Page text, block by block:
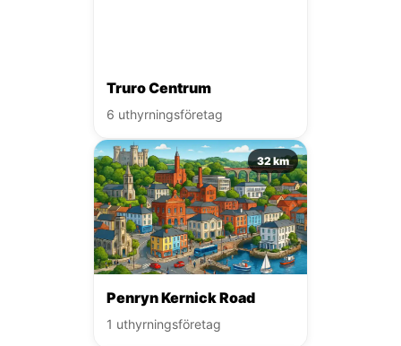
Truro Centrum
6 uthyrningsföretag
32 km
Penryn Kernick Road
1 uthyrningsföretag